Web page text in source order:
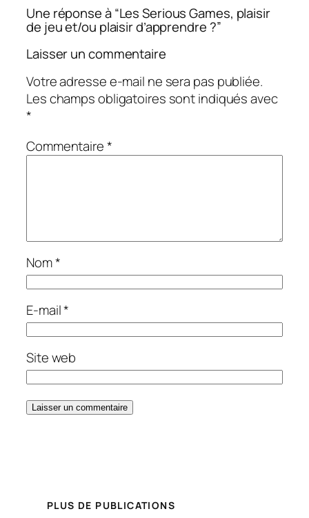
Une réponse à “Les Serious Games, plaisir
de jeu et/ou plaisir d’apprendre ?”
Laisser un commentaire
Votre adresse e-mail ne sera pas publiée.
Les champs obligatoires sont indiqués avec
*
Commentaire*
Nom*
E-mail*
Site web
PLUS DE PUBLICATIONS